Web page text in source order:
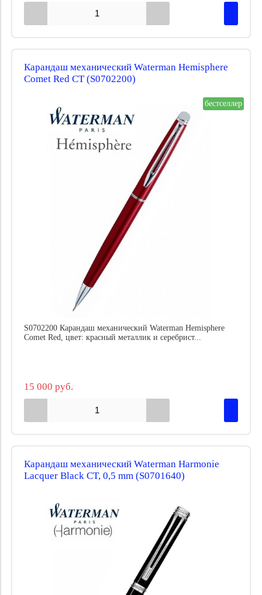
Карандаш механический Waterman Hemisphere
Comet Red CT (S0702200)
бестселлер
S0702200 Карандаш механический Waterman Hemisphere
Comet Red, цвет: красный металлик и серебрист...
15 000 руб.
Карандаш механический Waterman Harmonie
Lacquer Black CT, 0,5 mm (S0701640)